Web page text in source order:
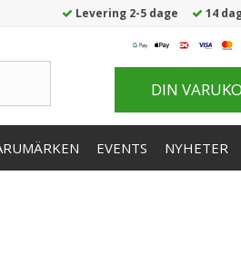
Levering 2-5 dage 14
DIN
EVENTS NYHETER